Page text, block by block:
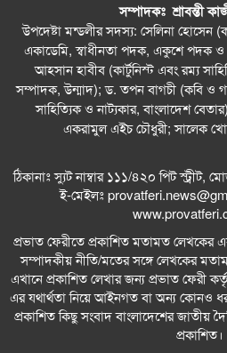
সম্পাদকঃ শ্রাবন্তী
উপদেষ্টা মন্ডলীর সদস্য: সেলিনা হোসেন
একাডেমি, স্বাধীনতা পদক, একুশে পদক ও
আহসান হাবীব (কার্টুনিস্ট এবং রম্য
সম্পাদক, উন্মাদ); ড. তপন বাগচী (কবি ও
সাহিত্যিক ও নাট্যকার, বাংলাদেশ
একরামুল এইচ চৌধুরী; সালেক
ঠিকানাঃ স্যুট নাম্বার ১১১/৪২০ পিট স্ট্রীট,
ই-মেইলঃ
প্রভাত ফেরীতে প্রকাশিত মতামত লেখকের
সম্পাদকীয় নীতি/মতের সঙ্গে লেখকের
এখানে প্রকাশিত লেখার জন্য প্রভাত ফেরী
এর যথার্থতা নিয়ে আইনগত বা অন্য কোনও
প্রকাশিত কিছু সংবাদ বাংলাদেশের জাতীয়
প্রকাশিত।